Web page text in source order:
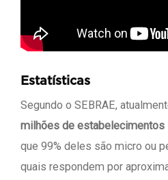
Estatísticas
Segundo o SEBRAE,
milhões de estabelecimentos
que 99% deles são micro ou
quais respondem por